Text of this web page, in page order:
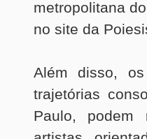
metropolitana
no site da
Além disso,
trajetórias
Paulo,